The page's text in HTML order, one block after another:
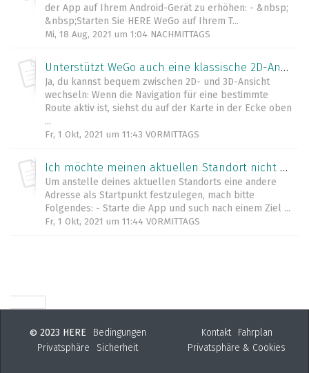
der App auf Ihrem Android-Gerät zu erhöhen: - &nbsp;
&nbsp;Starten Sie HERE WeGo auf Ihrem T...
Mi, 18 Aug, 2021 um 1:04 NACHMITTAGS
Unterstützt WeGo auch eine klassische 2D-Ansicht für Karten?
Ja, du kannst bequem zwischen 2D- und 3D-Ansicht
wechseln: Wenn die Navigation für eine bestimmte
Route aktiv ist, siehst du auf der Karte in der Ecke oben
...
Fr, 1 Okt, 2021 um 11:43 VORMITTAGS
Ich möchte meinen aktuellen Standort nicht als Startpunkt der Route nutzen. Wie mache ich das?
Um anstelle deines aktuellen Standorts eine andere
Adresse als Startpunkt festzulegen, mach bitte
Folgendes: - Starte die App und such nach einem Ziel ...
Fr, 1 Okt, 2021 um 11:44 VORMITTAGS
© 2023 HERE
Bedingungen
Privatsphäre
Sicherheit
Kontakt
Fahrplan
Privatsphäre & Cookies